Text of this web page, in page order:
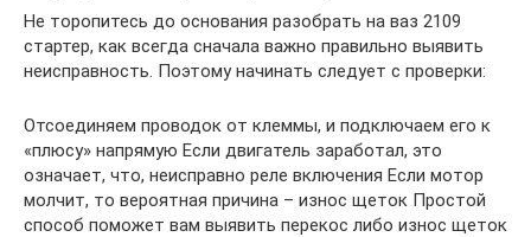
Не торопитесь до основания разобрать на ваз 2109
стартер, как всегда сначала важно правильно выявить
неисправность. Поэтому начинать следует с проверки:
Отсоединяем проводок от клеммы, и подключаем его к
«плюсу» напрямую Если двигатель заработал, это
означает, что, неисправно реле включения Если мотор
молчит, то вероятная причина – износ щеток Простой
способ поможет вам выявить перекос либо износ щеток